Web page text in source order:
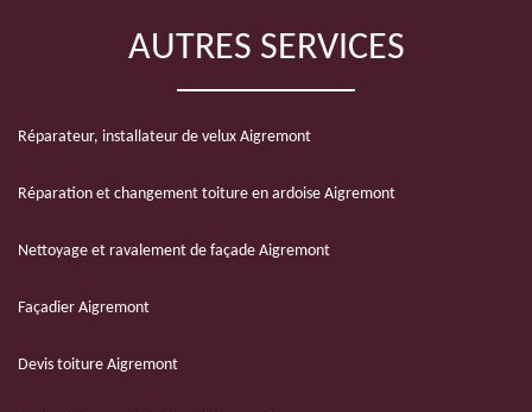
AUTRES SERVICES
Réparateur, installateur de velux Aigremont
Réparation et changement toiture en ardoise Aigremont
Nettoyage et ravalement de façade Aigremont
Façadier Aigremont
Devis toiture Aigremont